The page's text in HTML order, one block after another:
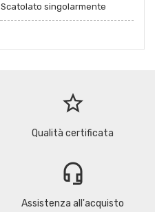
Scatolato singolarmente
star_border
Qualità certificata
headset_mic
Assistenza all'acquisto